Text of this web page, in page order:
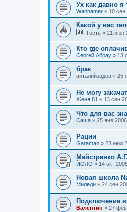
Ух как давно я
Wanhamer » 10 сен
Какой у вас
Гость » 21 июн
Кто где
Сергей Абрау » 13
брак
виталийзадов » 25
Не могу
Женя.81 » 13 сен
Что для вас
Саша » 25 янв
Рации
Garaman » 23 июл
Майстренко А.Г.
ЙОЛО » 14 окт
Новая школа
Миледи » 24 сен
Подключение
Валентин » 27 фев